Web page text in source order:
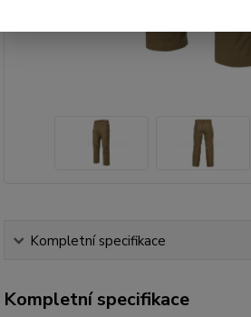
Kompletní specifikace
Kompletní specifikace